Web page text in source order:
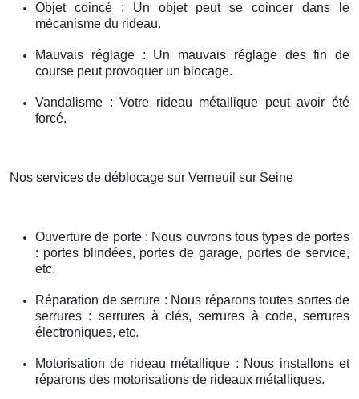
Objet coincé : Un objet peut se coincer dans le
mécanisme du rideau.
Mauvais réglage : Un mauvais réglage des fin de
course peut provoquer un blocage.
Vandalisme : Votre rideau métallique peut avoir été
forcé.
Nos services de déblocage sur Verneuil sur Seine
Ouverture de porte : Nous ouvrons tous types de portes
: portes blindées, portes de garage, portes de service,
etc.
Réparation de serrure : Nous réparons toutes sortes de
serrures : serrures à clés, serrures à code, serrures
électroniques, etc.
Motorisation de rideau métallique : Nous installons et
réparons des motorisations de rideaux métalliques.